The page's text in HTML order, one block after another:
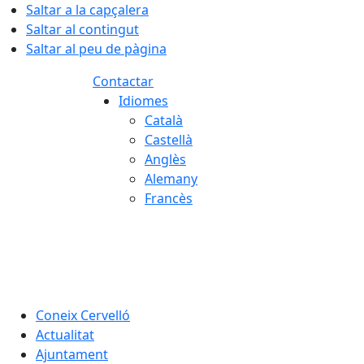
Saltar a la capçalera
Saltar al contingut
Saltar al peu de pàgina
Contactar
Idiomes
Català
Castellà
Anglès
Alemany
Francès
Coneix Cervelló
Actualitat
Ajuntament